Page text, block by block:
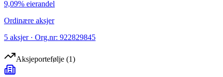
9,09% eierandel
Ordinære aksjer
5 aksjer · Org.nr: 922829845
Aksjeportefølje (1)